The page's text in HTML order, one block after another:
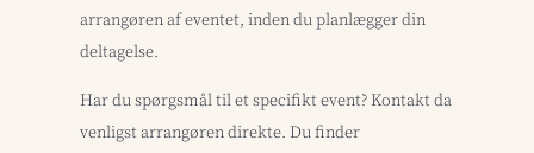
arrangøren af eventet, inden du planlægger din
deltagelse.
Har du spørgsmål til et specifikt event? Kontakt da
venligst arrangøren direkte. Du finder